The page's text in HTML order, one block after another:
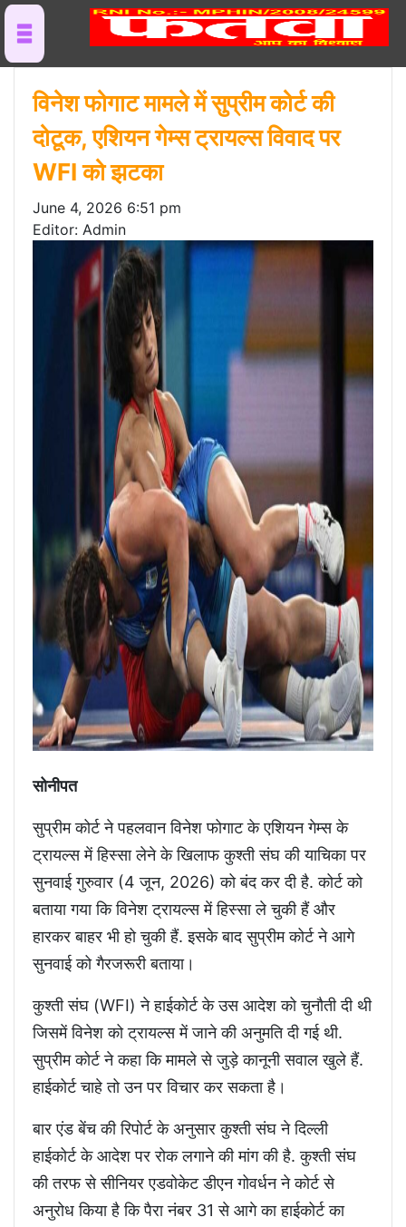
विनेश फोगाट मामले में सुप्रीम कोर्ट की
दोटूक, एशियन गेम्स ट्रायल्स विवाद पर
WFI को झटका
June 4, 2026 6:51 pm
Editor: Admin
सोनीपत
सुप्रीम कोर्ट ने पहलवान विनेश फोगाट के एशियन गेम्स के
ट्रायल्स में हिस्सा लेने के खिलाफ कुश्ती संघ की याचिका पर
सुनवाई गुरुवार (4 जून, 2026) को बंद कर दी है. कोर्ट को
बताया गया कि विनेश ट्रायल्स में हिस्सा ले चुकी हैं और
हारकर बाहर भी हो चुकी हैं. इसके बाद सुप्रीम कोर्ट ने आगे
सुनवाई को गैरजरूरी बताया।
कुश्ती संघ (WFI) ने हाईकोर्ट के उस आदेश को चुनौती दी थी
जिसमें विनेश को ट्रायल्स में जाने की अनुमति दी गई थी.
सुप्रीम कोर्ट ने कहा कि मामले से जुड़े कानूनी सवाल खुले हैं.
हाईकोर्ट चाहे तो उन पर विचार कर सकता है।
बार एंड बेंच की रिपोर्ट के अनुसार कुश्ती संघ ने दिल्ली
हाईकोर्ट के आदेश पर रोक लगाने की मांग की है. कुश्ती संघ
की तरफ से सीनियर एडवोकेट डीएन गोवर्धन ने कोर्ट से
अनुरोध किया है कि पैरा नंबर 31 से आगे का हाईकोर्ट का